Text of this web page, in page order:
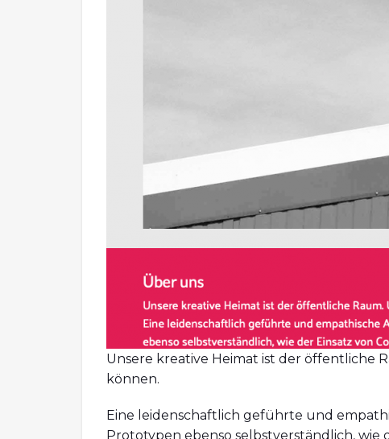
Unsere kreative Heimat ist der öffentliche
können.
Eine leidenschaftlich geführte und
Prototypen ebenso selbstverständlich,